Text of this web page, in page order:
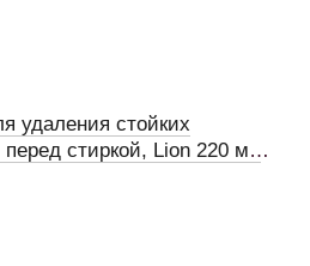
удаления стойких
перед стиркой, Lion 220 мл